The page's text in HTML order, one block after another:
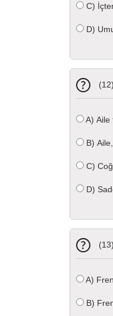
C)
D)
A) Aile
B)
C)
D)
A)
B)